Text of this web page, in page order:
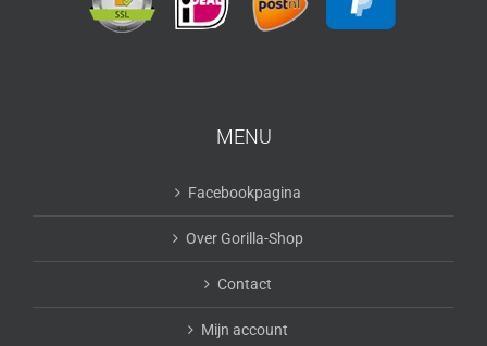
MENU
Facebookpagina
Over Gorilla-Shop
Contact
Mijn account